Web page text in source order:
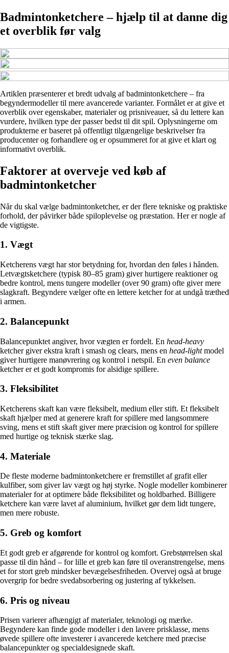
Badmintonketchere – hjælp til at danne dig
et overblik før valg
Artiklen præsenterer et bredt udvalg af badmintonketchere – fra
begyndermodeller til mere avancerede varianter. Formålet er at give et
overblik over egenskaber, materialer og prisniveauer, så du lettere kan
vurdere, hvilken type der passer bedst til dit spil. Oplysningerne om
produkterne er baseret på offentligt tilgængelige beskrivelser fra
producenter og forhandlere og er opsummeret for at give et klart og
informativt overblik.
Faktorer at overveje ved køb af
badmintonketcher
Når du skal vælge badmintonketcher, er der flere tekniske og praktiske
forhold, der påvirker både spiloplevelse og præstation. Her er nogle af
de vigtigste.
1. Vægt
Ketcherens vægt har stor betydning for, hvordan den føles i hånden.
Letvægtsketchere (typisk 80–85 gram) giver hurtigere reaktioner og
bedre kontrol, mens tungere modeller (over 90 gram) ofte giver mere
slagkraft. Begyndere vælger ofte en lettere ketcher for at undgå træthed
i armen.
2. Balancepunkt
Balancepunktet angiver, hvor vægten er fordelt. En head-heavy
ketcher giver ekstra kraft i smash og clears, mens en head-lightmodel
giver hurtigere manøvrering og kontrol i netspil. En even balance
ketcher er et godt kompromis for alsidige spillere.
3. Fleksibilitet
Ketcherens skaft kan være fleksibelt, medium eller stift. Et fleksibelt
skaft hjælper med at generere kraft for spillere med langsommere
sving, mens et stift skaft giver mere præcision og kontrol for spillere
med hurtige og teknisk stærke slag.
4. Materiale
De fleste moderne badmintonketchere er fremstillet af grafit eller
kulfiber, som giver lav vægt og høj styrke. Nogle modeller kombinerer
materialer for at optimere både fleksibilitet og holdbarhed. Billigere
ketchere kan være lavet af aluminium, hvilket gør dem lidt tungere,
men mere robuste.
5. Greb og komfort
Et godt greb er afgørende for kontrol og komfort. Grebstørrelsen skal
passe til din hånd – for lille et greb kan føre til overanstrengelse, mens
et for stort greb mindsker bevægelsesfriheden. Overvej også at bruge
overgrip for bedre svedabsorbering og justering af tykkelsen.
6. Pris og niveau
Prisen varierer afhængigt af materialer, teknologi og mærke.
Begyndere kan finde gode modeller i den lavere prisklasse, mens
øvede spillere ofte investerer i avancerede ketchere med præcise
balancepunkter og specialdesignede skaft.